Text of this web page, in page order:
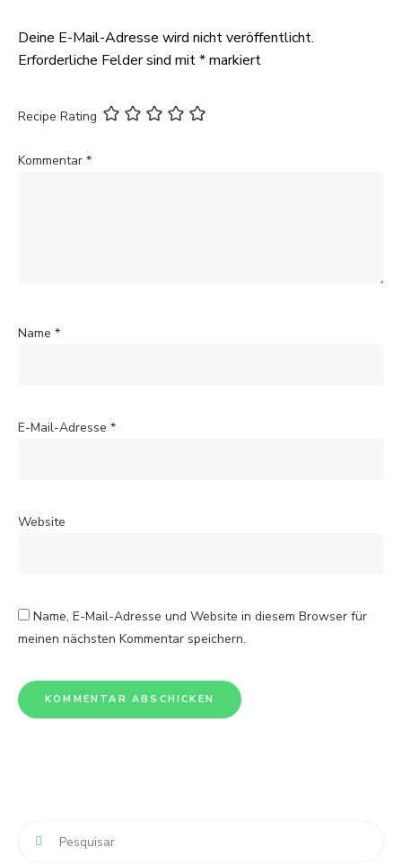
Deine E-Mail-Adresse wird nicht veröffentlicht.
Erforderliche Felder sind mit*markiert
Recipe Rating
Kommentar *
Name *
E-Mail-Adresse *
Website
Name, E-Mail-Adresse und Website in diesem Browser für
meinen nächsten Kommentar speichern.